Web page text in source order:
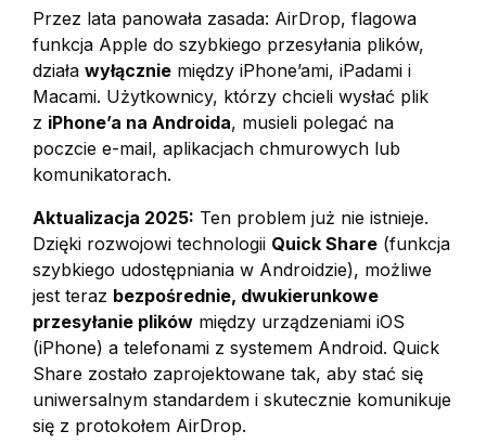
Przez lata panowała zasada: AirDrop, flagowa
funkcja Apple do szybkiego przesyłania plików,
działa wyłącznie między iPhone’ami, iPadami i
Macami. Użytkownicy, którzy chcieli wysłać plik
z iPhone’a na Androida, musieli polegać na
poczcie e-mail, aplikacjach chmurowych lub
komunikatorach.
Aktualizacja 2025: Ten problem już nie istnieje.
Dzięki rozwojowi technologii Quick Share (funkcja
szybkiego udostępniania w Androidzie), możliwe
jest teraz bezpośrednie, dwukierunkowe
przesyłanie plików między urządzeniami iOS
(iPhone) a telefonami z systemem Android. Quick
Share zostało zaprojektowane tak, aby stać się
uniwersalnym standardem i skutecznie komunikuje
się z protokołem AirDrop.